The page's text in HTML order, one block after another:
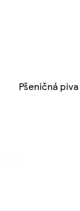
Pšeničná piva